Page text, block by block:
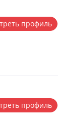
профиль
профиль